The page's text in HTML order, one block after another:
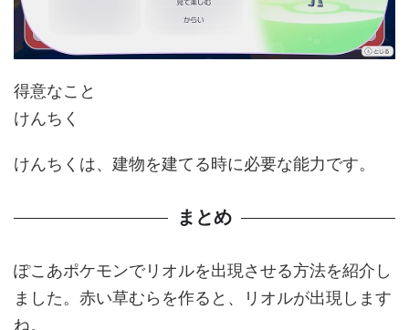
得意なこと
けんちく
けんちくは、建物を建てる時に必要な能力です。
まとめ
ぽこあポケモンでリオルを出現させる方法を紹介し
ました。赤い草むらを作ると、リオルが出現します
ね。